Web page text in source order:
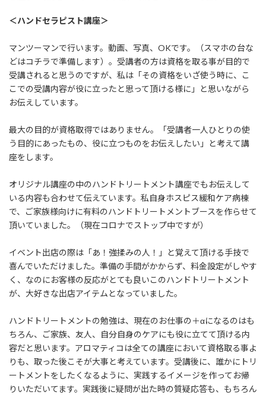
​＜ハンドセラピスト講座＞
マンツーマンで行います。動画、写真、OKです。（スマホの台な
どはコチラで準備します）。受講者の方は資格を取る事が目的で
受講されると思うのですが、私は「その資格をいざ使う時に、こ
こでの受講内容が役に立ったと思って頂ける様に」と思いながら
お伝えしています。
最大の目的が資格取得ではありません。「受講者一人ひとりの使
う目的にあったもの、役に立つものをお伝えしたい」​と考えて講
座をします。
オリジナル講座の中のハンドトリートメント講座でもお伝えして
いる内容も合わせて伝えています。私自身ホスピス緩和ケア病棟
で、ご家族様向けに有料のハンドトリートメントブースを作らせて
頂いていました。（現在コロナでストップ中ですが）
イベント出店の際は「あ！強揉みの人！」と覚えて頂ける手技で
喜んでいただけました。準備の手間がかからず、料金設定がしやす
く、なのにお客様の反応がとても良いこのハンドトリートメント
が、大好きな出店アイテムとなっていました。
ハンドトリートメントの勉強は、現在のお仕事の＋αになるのはも
ちろん、ご家族、友人、自分自身のケアにも役に立てて頂ける内
容だと思います。アロマティコは全ての講座において資格取る事よ
りも、取った後こそが大事と考えています。受講後に、誰かにトリ
ートメントをしたくなるように、実践するイメージを作ってお帰
りいただいてます。実践後に疑問が出た時の質疑応答も、もちろん